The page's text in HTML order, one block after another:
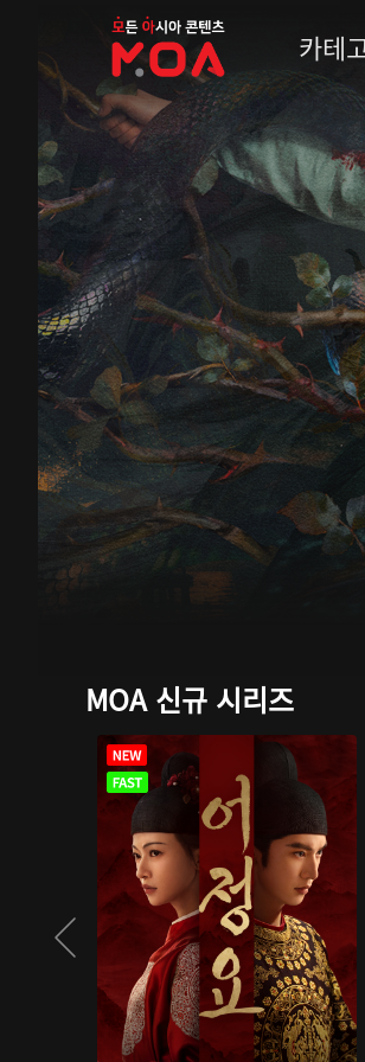
MOA
카테
MOA 신규 시리즈